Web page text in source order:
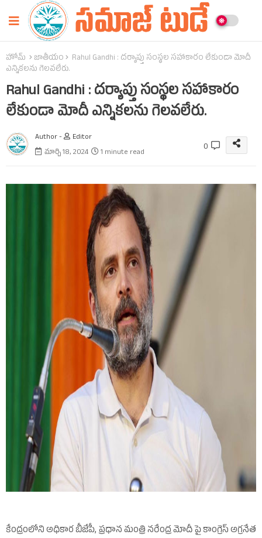
హోమ్ జాతీయం
Rahul Gandhi : దర్యాప్తు సంస్థల సహాకారం లేకుండా మోదీ
ఎన్నికలను గెలవలేరు.
Rahul Gandhi : దర్యాప్తు సంస్థల సహాకారం
లేకుండా మోదీ ఎన్నికలను గెలవలేరు.
Author -
Editor
మార్చి 18, 2024
1 minute read 0
కేంద్రంలోని అధికార బీజేపీ, ప్రధాన మంత్రి నరేంద్ర మోదీ పై కాంగ్రెస్‌ అగ్రనేత